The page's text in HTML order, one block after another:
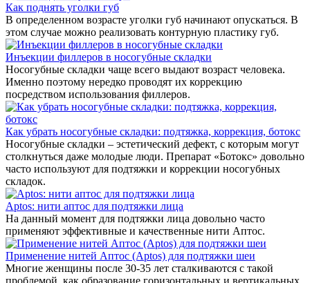
Как поднять уголки губ
В определенном возрасте уголки губ начинают опускаться. В
этом случае можно реализовать контурную пластику губ.
Инъекции филлеров в носогубные складки
Носогубные складки чаще всего выдают возраст человека.
Именно поэтому нередко проводят их коррекцию
посредством использования филлеров.
Как убрать носогубные складки: подтяжка, коррекция, ботокс
Носогубные складки – эстетический дефект, с которым могут
столкнуться даже молодые люди. Препарат «Ботокс» довольно
часто используют для подтяжки и коррекции носогубных
складок.
Aptos: нити аптос для подтяжки лица
На данный момент для подтяжки лица довольно часто
применяют эффективные и качественные нити Аптос.
Применение нитей Аптос (Aptos) для подтяжки шеи
Многие женщины после 30-35 лет сталкиваются с такой
проблемой, как образование горизонтальных и вертикальных